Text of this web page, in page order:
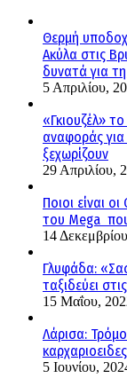
Θερμή
Ακύλα στις
δυνατά για
5 Απριλίου,
«Γκιουζέλ»
αναφοράς
ξεχωρίζουν
29 Απριλίου,
Ποιοι είναι
του Mega
14
Γλυφάδα:
ταξιδεύει
15 Μαΐου,
Λάρισα:
5 Ιουνίου,